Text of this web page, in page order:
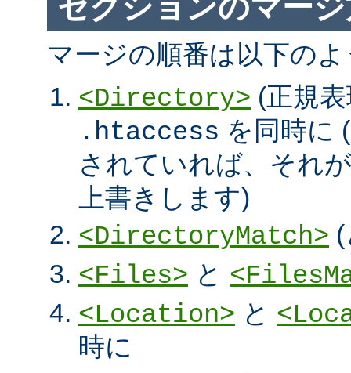
マージの順番は以下の
<Directory> (正規
.htaccess を同時に (
されていれば、それ
上書きします)
<DirectoryMatch>
<Files> と
<Location> と
時に